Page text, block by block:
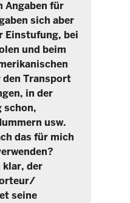
Angaben für
sich aber
Einstufung, bei
und beim
den Transport
in der
schon,
usw.
das für mich
klar, der
seine